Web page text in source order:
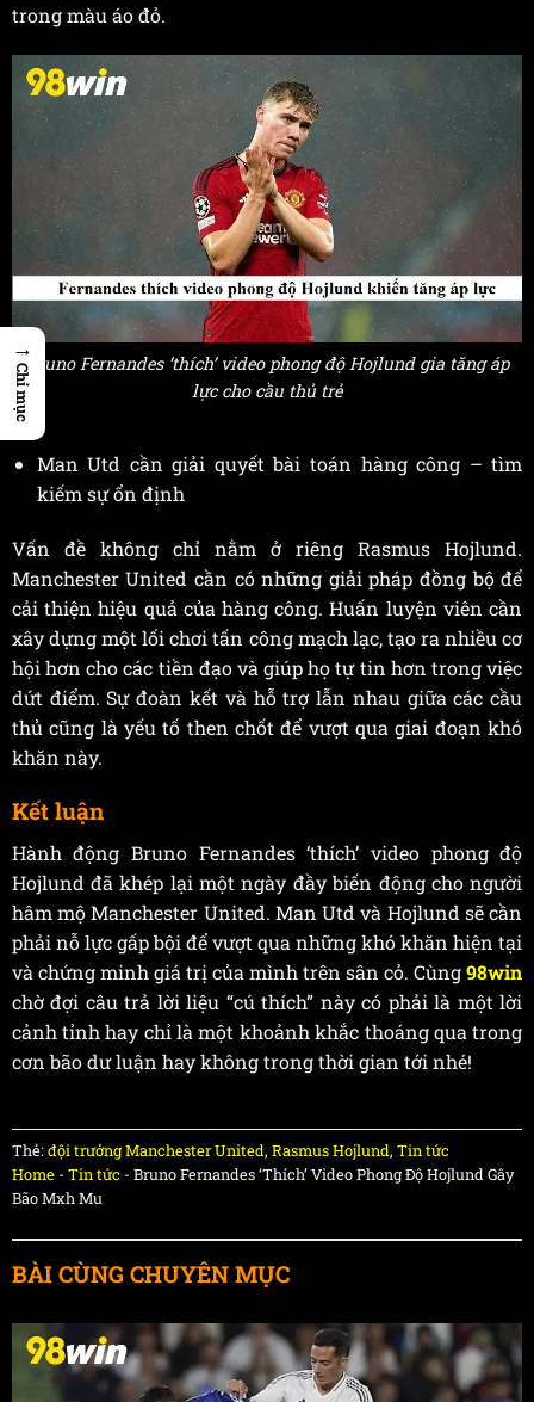
trong màu áo đỏ.
Bruno Fernandes ‘thích’ video phong độ Hojlund gia tăng áp
lực cho cầu thủ trẻ
Man Utd cần giải quyết bài toán hàng công – tìm
kiếm sự ổn định
Vấn đề không chỉ nằm ở riêng Rasmus Hojlund.
Manchester United cần có những giải pháp đồng bộ để
cải thiện hiệu quả của hàng công. Huấn luyện viên cần
xây dựng một lối chơi tấn công mạch lạc, tạo ra nhiều cơ
hội hơn cho các tiền đạo và giúp họ tự tin hơn trong việc
dứt điểm. Sự đoàn kết và hỗ trợ lẫn nhau giữa các cầu
thủ cũng là yếu tố then chốt để vượt qua giai đoạn khó
khăn này.
Kết luận
Hành động Bruno Fernandes ‘thích’ video phong độ
Hojlund đã khép lại một ngày đầy biến động cho người
hâm mộ Manchester United. Man Utd và Hojlund sẽ cần
phải nỗ lực gấp bội để vượt qua những khó khăn hiện tại
và chứng minh giá trị của mình trên sân cỏ. Cùng98win
chờ đợi câu trả lời liệu “cú thích” này có phải là một lời
cảnh tỉnh hay chỉ là một khoảnh khắc thoáng qua trong
cơn bão dư luận hay không trong thời gian tới nhé!
Thẻ:đội trưởng Manchester United, Rasmus Hojlund, Tin tức
Home- Tin tức - Bruno Fernandes ‘Thích’ Video Phong Độ Hojlund Gây
Bão Mxh Mu
BÀI CÙNG CHUYÊN MỤC
→
Chỉ mục